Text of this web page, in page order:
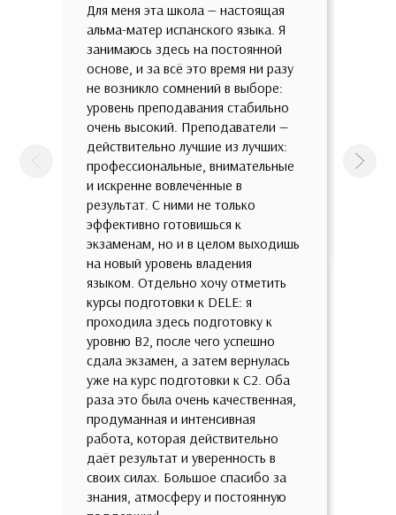
Для меня эта школа — настоящая
альма-матер испанского языка. Я
занимаюсь здесь на постоянной
основе, и за всё это время ни разу
не возникло сомнений в выборе:
уровень преподавания стабильно
очень высокий. Преподаватели —
действительно лучшие из лучших:
профессиональные, внимательные
и искренне вовлечённые в
результат. С ними не только
эффективно готовишься к
экзаменам, но и в целом выходишь
на новый уровень владения
языком. Отдельно хочу отметить
курсы подготовки к DELE: я
проходила здесь подготовку к
уровню B2, после чего успешно
сдала экзамен, а затем вернулась
уже на курс подготовки к C2. Оба
раза это была очень качественная,
продуманная и интенсивная
работа, которая действительно
даёт результат и уверенность в
своих силах. Большое спасибо за
знания, атмосферу и постоянную
Предыдущая